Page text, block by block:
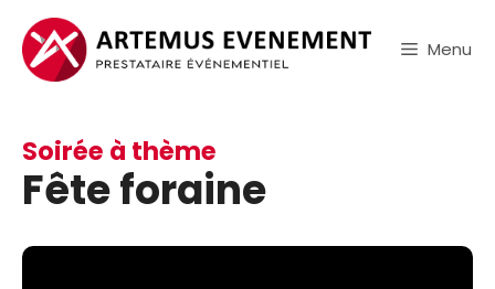
Aller
au
contenu
Menu
Soirée à thème
Fête foraine